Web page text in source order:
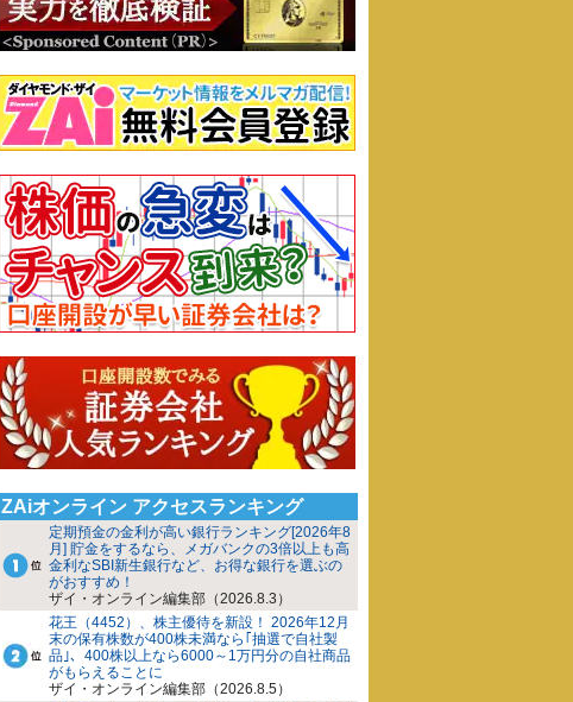
ZAiオンライン アクセスランキング
定期預金の金利が高い銀行ランキング[2026年8
月] 貯金をするなら、メガバンクの3倍以上も高
金利なSBI新生銀行など、お得な銀行を選ぶの
がおすすめ！
ザイ・オンライン編集部（2026.8.3）
花王（4452）、株主優待を新設！ 2026年12月
末の保有株数が400株未満なら｢抽選で自社製
品｣、400株以上なら6000～1万円分の自社商品
がもらえることに
ザイ・オンライン編集部（2026.8.5）